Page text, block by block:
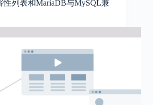
性列表和MariaDB与MySQL兼